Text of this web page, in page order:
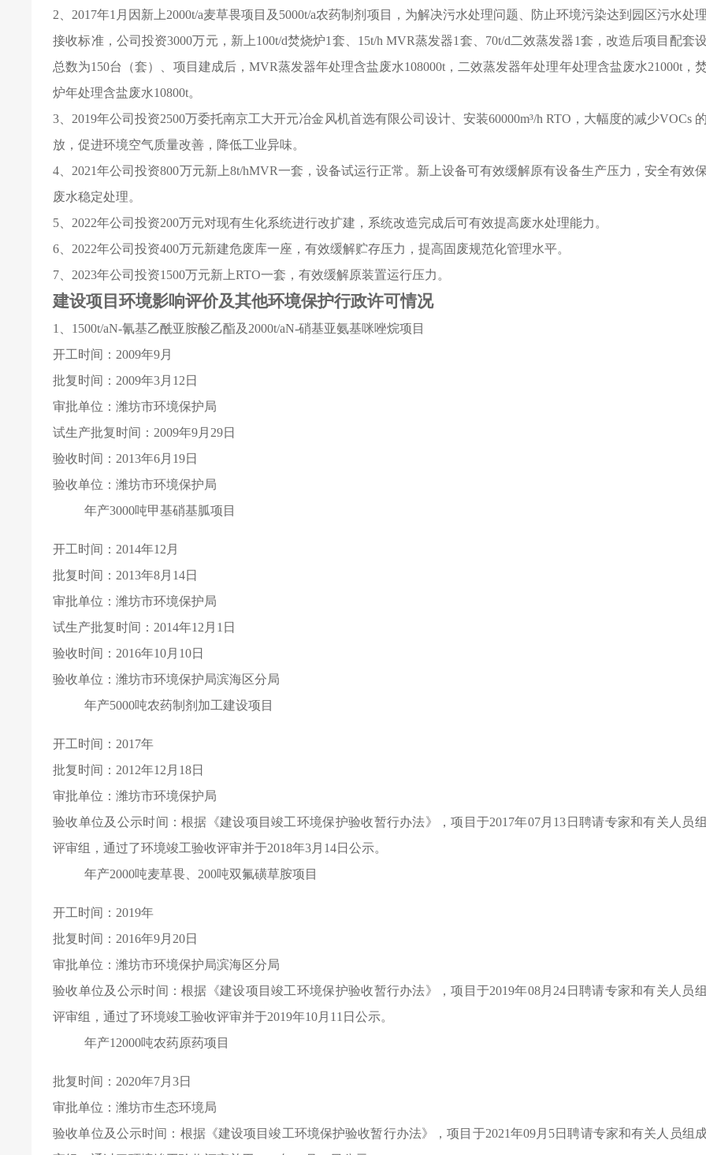
2 、2017年1月因新上2000t/a麦草畏项目及5000t/a农药制剂项目，为解决污水处理问题、防止环境污染达到园区污水处
接收标准，公司投资3000万元，新上100t/d焚烧炉1套、15t/h MVR蒸发器1套、70t/d二效蒸发器1套，改造后项目配套
总数为150台（套）、项目建成后，MVR蒸发器年处理含盐废水108000t，二效蒸发器年处理年处理含盐废水21000t，
炉年处理含盐废水10800t。
3 、2019年公司投资2500万委托南京工大开元冶金风机首选有限公司设计、安装60000m³/h RTO，大幅度的减少VOCs
放，促进环境空气质量改善，降低工业异味。
4 、2021年公司投资800万元新上8t/hMVR一套，设备试运行正常。新上设备可有效缓解原有设备生产压力，安全有效
废水稳定处理。
5 、2022年公司投资200万元对现有生化系统进行改扩建，系统改造完成后可有效提高废水处理能力。
6 、2022年公司投资400万元新建危废库一座，有效缓解贮存压力，提高固废规范化管理水平。
7 、2023年公司投资1500万元新上RTO一套，有效缓解原装置运行压力。
建设项目环境影响评价及其他环境保护行政许可情况
1
、1500t/aN-氰基乙酰亚胺酸乙酯及2000t/aN-硝基亚氨基咪唑烷项目
开工时间：2009年9月
批复时间：2009年3月12日
审批单位：潍坊市环境保护局
试生产批复时间：2009年9月29日
验收时间：2013年6月19日
验收单位：潍坊市环境保护局
年产3000吨甲基硝基胍项目
开工时间：2014年12月
批复时间：2013年8月14日
审批单位：潍坊市环境保护局
试生产批复时间：2014年12月1日
验收时间：2016年10月10日
验收单位：潍坊市环境保护局滨海区分局
年产5000吨农药制剂加工建设项目
开工时间：2017年
批复时间：2012年12月18日
审批单位：潍坊市环境保护局
验收单位及公示时间：根据《建设项目竣工环境保护验收暂行办法》，项目于2017年07月13日聘请专家和有关人员
评审组，通过了环境竣工验收评审并于2018年3月14日公示。
年产2000吨麦草畏、200吨双氟磺草胺项目
开工时间：2019年
批复时间：2016年9月20日
审批单位：潍坊市环境保护局滨海区分局
验收单位及公示时间：根据《建设项目竣工环境保护验收暂行办法》，项目于2019年08月24日聘请专家和有关人员
评审组，通过了环境竣工验收评审并于2019年10月11日公示。
年产12000吨农药原药项目
批复时间：2020年7月3日
审批单位：潍坊市生态环境局
验收单位及公示时间：根据《建设项目竣工环境保护验收暂行办法》，项目于2021年09月5日聘请专家和有关人员组